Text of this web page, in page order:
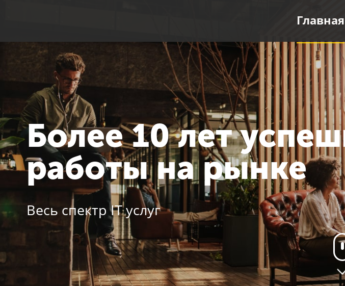
Главная
Более 10 лет
работы на рынке
Весь спектр IT услуг